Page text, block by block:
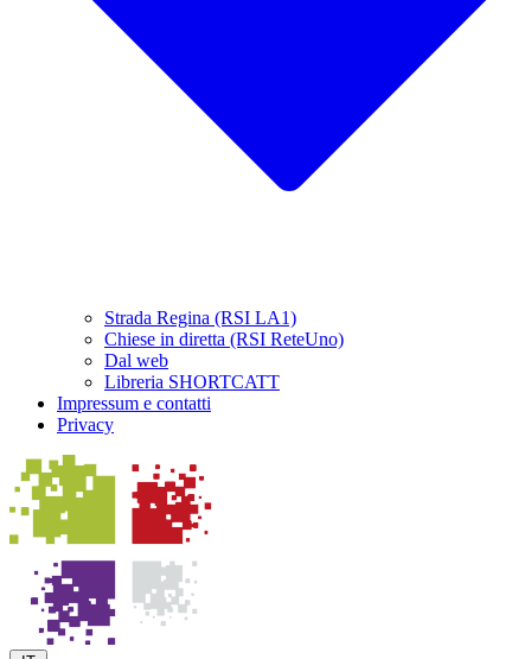
Strada Regina (RSI LA1)
Chiese in diretta (RSI ReteUno)
Dal web
Libreria SHORTCATT
Impressum e contatti
Privacy